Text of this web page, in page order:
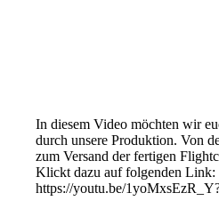
In diesem Video möchten wir
durch unsere Produktion. Von
zum Versand der fertigen
Klickt dazu auf folgenden Link:
https://youtu.be/